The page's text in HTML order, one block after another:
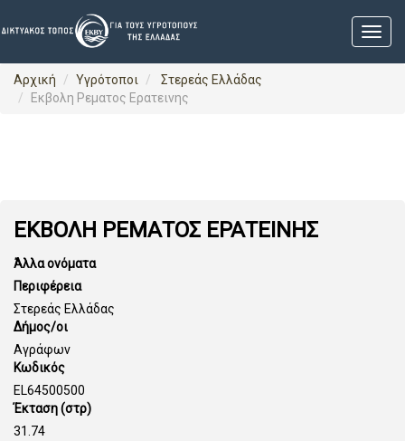
Αρχική Υγρότοποι
Στερεάς Ελλάδας
Εκβολη Ρεματος Ερατεινης
ΕΚΒΟΛΗ ΡΕΜΑΤΟΣ ΕΡΑΤΕΙΝΗΣ
Άλλα ονόματα
Περιφέρεια
Στερεάς Ελλάδας
Δήμος/οι
Αγράφων
Κωδικός
EL64500500
Έκταση (στρ)
31.74